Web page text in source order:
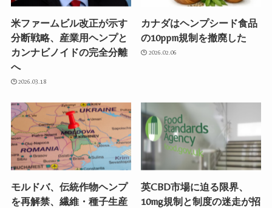
米ファームビル改正が示す
分断戦略、産業用ヘンプと
カンナビノイドの完全分離
へ
2026.03.18
カナダはヘンプシード食品
の10ppm規制を撤廃した
2026.02.06
モルドバ、伝統作物ヘンプ
を再解禁、繊維・種子生産
英CBD市場に迫る限界、
10mg規制と制度の迷走が招